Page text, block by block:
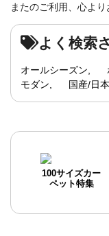
またのご利用、心よ
よく検索
オールシーズン
モダン
国産/日
100サイズカー
ペット特集